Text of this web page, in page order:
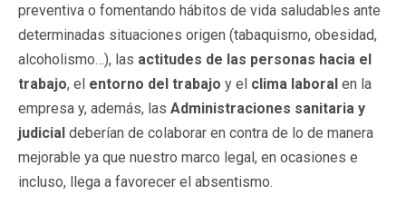
preventiva o fomentando hábitos de vida saludables ante
determinadas situaciones origen (tabaquismo, obesidad,
alcoholismo…), las actitudes de las personas hacia el
trabajo, el entorno del trabajo y el clima laboral en la
empresa y, además, las Administraciones sanitaria y
judicial deberían de colaborar en contra de lo de manera
mejorable ya que nuestro marco legal, en ocasiones e
incluso, llega a favorecer el absentismo.